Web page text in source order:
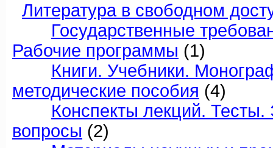
Литература в свободном
Государственные
Рабочие программы (1)
Книги. Учебники.
методические пособия (4)
Конспекты лекций.
вопросы (2)